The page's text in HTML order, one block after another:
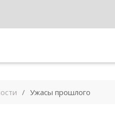
Ужасы прошлого